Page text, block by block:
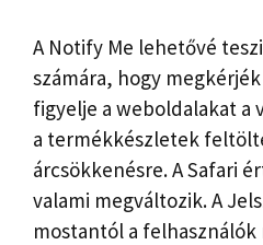
A Notify Me lehetővé
számára, hogy
figyelje a weboldalakat a
a termékkészletek
árcsökkenésre. A Safari
valami megváltozik. A
mostantól a